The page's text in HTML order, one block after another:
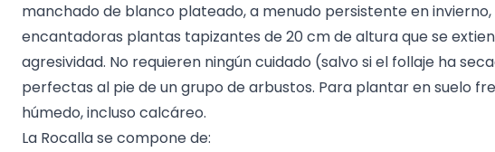
manchado de blanco plateado, a menudo persistente en
encantadoras plantas tapizantes de 20 cm de altura que se
agresividad. No requieren ningún cuidado (salvo si el follaje ha
perfectas al pie de un grupo de arbustos. Para plantar en suelo
húmedo, incluso calcáreo.
La Rocalla se compone de: